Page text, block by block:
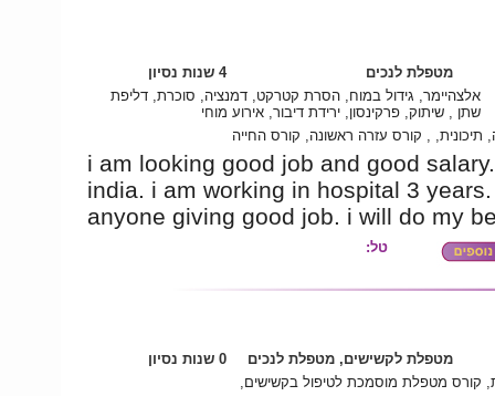
מטפלת לנכים
4 שנות נסיון
אלצהיימר, גידול במוח, הסרת קטרקט, דמנציה, סוכרת, דליפת
שתן , שיתוק, פרקינסון, ירידת דיבור, אירוע מוחי
תיכונית, , קורס עזרה ראשונה, קורס החייה
i am looking good job and good
india. i am working in hospital 3
anyone giving good job. i will do my
טל:
מטפלת לקשישים, מטפלת לנכים
0 שנות נסיון
קורס מטפלת מוסמכת לטיפול בקשישים,